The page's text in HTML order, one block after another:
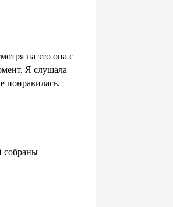
на это она с
Я слушала
понравилась.
собраны